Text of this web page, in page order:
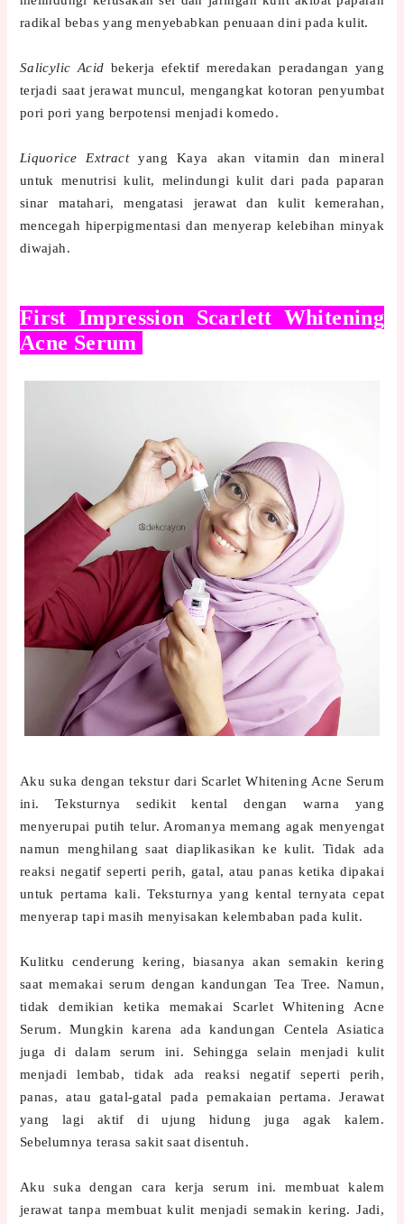
radikal bebas yang menyebabkan penuaan dini pada kulit.
Salicylic Acid bekerja efektif meredakan peradangan yang
terjadi saat jerawat muncul, mengangkat kotoran penyumbat
pori pori yang berpotensi menjadi komedo.
Liquorice Extractyang Kaya akan vitamin dan mineral
untuk menutrisi kulit, melindungi kulit dari pada paparan
sinar matahari, mengatasi jerawat dan kulit kemerahan,
mencegah hiperpigmentasi dan menyerap kelebihan minyak
diwajah.
First Impression Scarlett Whitening
Acne Serum
Aku suka dengan tekstur dari Scarlet Whitening Acne Serum
ini. Teksturnya sedikit kental dengan warna yang
menyerupai putih telur. Aromanya memang agak menyengat
namun menghilang saat diaplikasikan ke kulit. Tidak ada
reaksi negatif seperti perih, gatal, atau panas ketika dipakai
untuk pertama kali. Teksturnya yang kental ternyata cepat
menyerap tapi masih menyisakan kelembaban pada kulit.
Kulitku cenderung kering, biasanya akan semakin kering
saat memakai serum dengan kandungan Tea Tree. Namun,
tidak demikian ketika memakai Scarlet Whitening Acne
Serum. Mungkin karena ada kandungan Centela Asiatica
juga di dalam serum ini. Sehingga selain menjadi kulit
menjadi lembab, tidak ada reaksi negatif seperti perih,
panas, atau gatal-gatal pada pemakaian pertama. Jerawat
yang lagi aktif di ujung hidung juga agak kalem.
Sebelumnya terasa sakit saat disentuh.
Aku suka dengan cara kerja serum ini. membuat kalem
jerawat tanpa membuat kulit menjadi semakin kering. Jadi,